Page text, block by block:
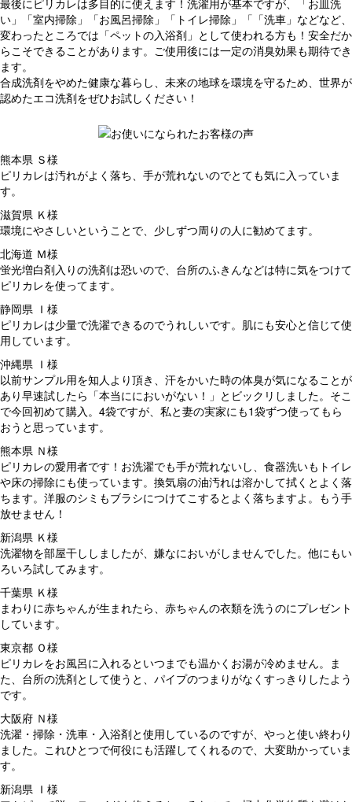
最後にピリカレは多目的に使えます！洗濯用が基本ですが、「お皿洗
い」「室内掃除」「お風呂掃除」「トイレ掃除」「「洗車」などなど、
変わったところでは「ペットの入浴剤」として使われる方も！安全だか
らこそできることがあります。ご使用後には一定の消臭効果も期待でき
ます。
合成洗剤をやめた健康な暮らし、未来の地球を環境を守るため、世界が
認めたエコ洗剤をぜひお試しください！
熊本県 Ｓ様
ピリカレは汚れがよく落ち、手が荒れないのでとても気に入っていま
す。
滋賀県 Ｋ様
環境にやさしいということで、少しずつ周りの人に勧めてます。
北海道 Ｍ様
蛍光増白剤入りの洗剤は恐いので、台所のふきんなどは特に気をつけて
ピリカレを使ってます。
静岡県 Ｉ様
ピリカレは少量で洗濯できるのでうれしいです。肌にも安心と信じて使
用しています。
沖縄県 Ｉ様
以前サンプル用を知人より頂き、汗をかいた時の体臭が気になることが
あり早速試したら「本当ににおいがない！」とビックリしました。そこ
で今回初めて購入。4袋ですが、私と妻の実家にも1袋ずつ使ってもら
おうと思っています。
熊本県 Ｎ様
ピリカレの愛用者です！お洗濯でも手が荒れないし、食器洗いもトイレ
や床の掃除にも使っています。換気扇の油汚れは溶かして拭くとよく落
ちます。洋服のシミもブラシにつけてこするとよく落ちますよ。もう手
放せません！
新潟県 Ｋ様
洗濯物を部屋干ししましたが、嫌なにおいがしませんでした。他にもい
ろいろ試してみます。
千葉県 Ｋ様
まわりに赤ちゃんが生まれたら、赤ちゃんの衣類を洗うのにプレゼント
しています。
東京都 Ｏ様
ピリカレをお風呂に入れるといつまでも温かくお湯が冷めません。ま
た、台所の洗剤として使うと、パイプのつまりがなくすっきりしたよう
です。
大阪府 Ｎ様
洗濯・掃除・洗車・入浴剤と使用しているのですが、やっと使い終わり
ました。これひとつで何役にも活躍してくれるので、大変助かっていま
す。
新潟県 Ｉ様